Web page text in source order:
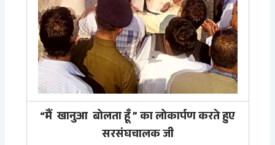
“मैं खानुआ बोलता हूँ ” का लोकार्पण करते हुए
सरसंघचालक जी